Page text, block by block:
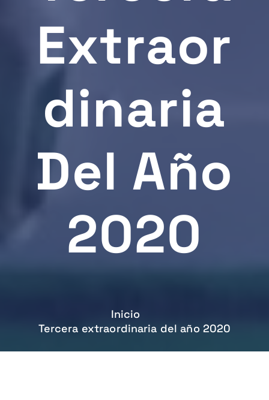
Extraor
Dinaria
Del Año
2020
Inicio
Tercera extraordinaria del año 2020